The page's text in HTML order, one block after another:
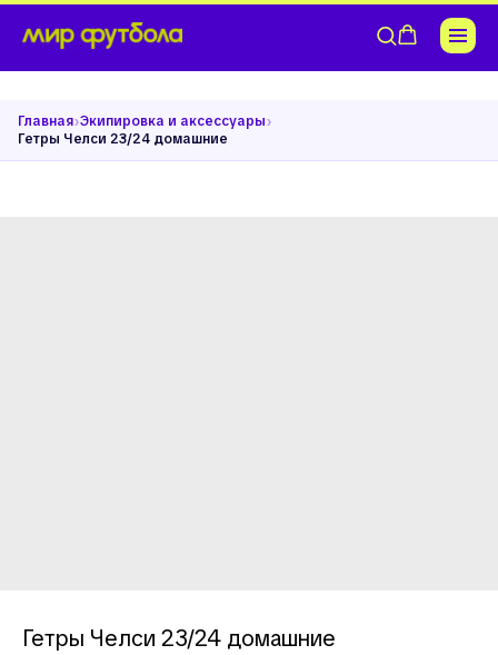
Главная›Экипировка и аксессуары›
Гетры Челси 23/24 домашние
Гетры Челси 23/24 домашние